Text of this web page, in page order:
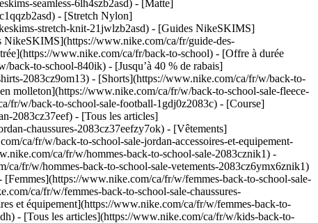
seamless-6lh4szb2asd) - [Matte]
- [Stretch Nylon]
stretch-knit-21jwlzb2asd) - [Guides NikeSKIMS]
www.nike.com/ca/fr/guide-des-
www.nike.com/ca/fr/back-to-school) - [Offre à durée
to-school-840ik) - [Jusqu’à 40 % de rabais]
2083cz9om13) - [Shorts](https://www.nike.com/ca/fr/w/back-to-
molleton](https://www.nike.com/ca/fr/w/back-to-school-sale-fleece-
fr/w/back-to-school-sale-football-1gdj0z2083c) - [Course]
2083cz37eef) - [Tous les articles]
chaussures-2083cz37eefzy7ok) - [Vêtements]
ca/fr/w/back-to-school-sale-jordan-accessoires-et-equipement-
ca/fr/w/hommes-back-to-school-sale-2083cznik1) -
fr/w/hommes-back-to-school-sale-vetements-2083cz6ymx6znik1)
[Femmes](https://www.nike.com/ca/fr/w/femmes-back-to-school-sale-
ca/fr/w/femmes-back-to-school-sale-chaussures-
et équipement](https://www.nike.com/ca/fr/w/femmes-back-to-
ta posture Si tu as une bonne posture sur le rameur, ça peut t'aider à améliorer également ta posture au quotidien. Dans une étude de 2021 publiée dans la revue Interdisciplinary Neurosurgery, les scientifiques encourageaient les chirurgiens et chirurgiennes (qui faisaient état de douleurs musculo-squelettiques fréquentes dues à des positions inévitables pour opérer) à utiliser un rameur pour améliorer leur posture et atténuer la fatigue musculaire. « Le rameur et des entraînements réguliers offrent clairement des bénéfices considérables d'un point de vue aérobie, confirme Neil Bergenroth. Faire du rameur est une excellente manière d'améliorer la capacité de son cœur à envoyer le sang dans tout le corps ». Pour savoir si ta position assise est correcte, le champion de rameur préconise de faire comme si tu portais un jean avec des poches à l'arrière. Tu dois fléchir légèrement les hanches (presque comme si tu effectuais un squat traditionnel pour t'asseoir) et placer les fesses vers l'avant du siège, en faisant une rotation au niveau des hanches de manière à ce que tes poches (imaginaires) regardent derrière toi. Amanda Painter Diver précise également que si tu sollicites les muscles du dos et des épaules et que tu rapproches les omoplates l'une de l'autre en ramenant les bras en arrière, tu pourrais remarquer une amélioration de ta posture au quotidien. Comme l'explique un article paru dans l'[International Journal of Sports Medicine](https://www.ncbi.nlm.nih.gov/pmc/articles/PMC3811730/), lorsque les muscles scapulaires (situés autour des omoplates) sont faibles, la position des omoplates change (ce qui peut entraîner un arrondissement des épaules). Ainsi, les exercices de contraction similaires à ceux qui consistent à serrer les omoplates lorsque tu rames sont recommandés pour développer le fonctionnement de ces muscles scapulaires et les renforcer, ce qui permet d'améliorer la posture. 3. # 3.Il améliore la santé cardiaque L'utilisation d'un rameur peut booster ta santé cardiovasculaire, non seulement en renforçant ton cœur (en améliorant l'efficacité avec laquelle ton cœur pompe le sang), mais également (selon les résultats d'une [étude de 2015](https://www.ncbi.nlm.nih.gov/pmc/articles/PMC4564707/)) en contribuant à faire baisser le taux de cholestérol LDL, souvent [associé à des maladies cardiaques](https://my.clevelandclinic.org/health/articles/16866-cholesterol-guidelines--heart-health#:~:text=The%20fact%20is%2C%20elevated%20low,chest%20pain%20and%20heart%20attack.). « Bien sûr, le rameur et des entraînements réguliers offrent clairement des bénéfices considérables d'un point de vue aérobie, confirme Neil Bergenroth. Faire du rameur est une très bonne manière de renforcer le système cardiovasculaire et il a été prouvé que cela améliorait le débit cardiaque. Faire du rameur est une excellente manière de développer la capacité du cœur à envoyer le sang dans tout le corps. » Bien sûr, [le sport de manière générale est bon pour le cœur](https://www.ahajournals.org/doi/10.1161/01.cir.0000048890.59383.8d). Mais les résultats d'[une étude publiée pour la première fois en ligne en 2014](http://www.biomed.cas.cz/physiolres/pdf/64/64_203.pdf) comparent directement le rameur au cyclisme et suggèrent que le rameur règne en maître en termes de charge cardiaque, ce qui te permet d'avoir un entraînement cardiovasculaire plus poussé. 4. # 4.Il s'agit d'un entraînement à faible impact Le rameur est un entraînement à faible impact qui applique donc moins de tension sur les os et les articulations que les entraînements à fort impact comme le running. En effet, [les recherches ont révélé](https://pubmed.ncbi.nlm.nih.gov/25224128/) que le rameur pouvait améliorer la densité minérale osseuse au niveau de la colonne vertébrale et des hanches, ce qui peut contribuer à prévenir les fractures. Étant donné que le rameur est une activité à faible impact, il est souvent recommandé [aux personnes âgées de 65 ans et plus](https://www.researchgate.net/publication/272991551_Effects_of_Rowing_Exercise_on_Prevention_of_Metabolic_Syndrome_and_Sarcopenia_for_Senior_People) ou [souffrant d'arthrose](https://www.arthritis.org/health-wellness/healthy-living/physical-activity/other-activities/tips-for-using-a-rowing-machine-safely-with-arthri), car il n'applique pas de pression supplémentaire sur les articulations. Pense quand même à consulter ton médecin pour t'assurer que la pratique du rameur ne t'est pas déconseillée,